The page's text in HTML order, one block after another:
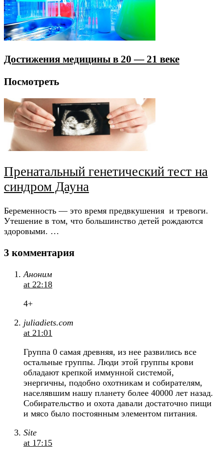
Достижения медицины в 20 — 21 веке
Посмотреть
Пренатальный генетический тест на
синдром Дауна
Беременность — это время предвкушения и тревоги.
Утешение в том, что большинство детей рождаются
здоровыми. …
3 комментария
Аноним
at 22:18
4+
juliadiets.com
at 21:01
Группа 0 самая древняя, из нее развились все
остальные группы. Люди этой группы крови
обладают крепкой иммунной системой,
энергичны, подобно охотникам и собирателям,
населявшим нашу планету более 40000 лет назад.
Собирательство и охота давали достаточно пищи
и мясо было постоянным элементом питания.
Site
at 17:15